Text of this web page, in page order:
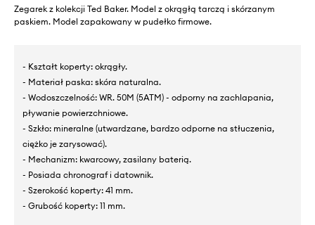
Zegarek z kolekcji Ted Baker. Model z okrągłą tarczą i skórzanym
paskiem. Model zapakowany w pudełko firmowe.
- Kształt koperty: okrągły.
- Materiał paska: skóra naturalna.
- Wodoszczelność: WR. 50M (5ATM) - odporny na zachlapania,
pływanie powierzchniowe.
- Szkło: mineralne (utwardzane, bardzo odporne na stłuczenia,
ciężko je zarysować).
- Mechanizm: kwarcowy, zasilany baterią.
- Posiada chronograf i datownik.
- Szerokość koperty: 41 mm.
- Grubość koperty: 11 mm.